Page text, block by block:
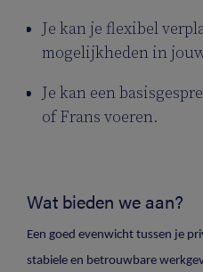
Je kan je flexibel
mogelijkheden in
Je kan een
of Frans voeren.
Wat bieden we aan?
Een goed evenwicht tussen je
stabiele en betrouwbare